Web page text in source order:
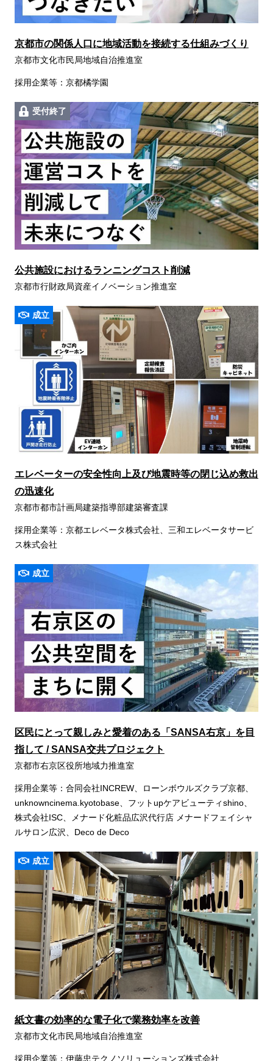
京都市の関係人口に地域活動を接続する仕組みづくり
京都市文化市民局地域自治推進室
採用企業等：京都橘学園
受付終了
公共施設におけるランニングコスト削減
京都市行財政局資産イノベーション推進室
成立
エレベーターの安全性向上及び地震時等の閉じ込め救出
の迅速化
京都市都市計画局建築指導部建築審査課
採用企業等：京都エレベータ株式会社、三和エレベータサービ
ス株式会社
成立
区民にとって親しみと愛着のある「SANSA右京」を目
指して / SANSA交共プロジェクト
京都市右京区役所地域力推進室
採用企業等：合同会社INCREW、ローンボウルズクラブ京都、
unknowncinema.kyotobase、フットupケアビューティshino、
株式会社ISC、メナード化粧品広沢代行店 メナードフェイシャ
ルサロン広沢、Deco de Deco
成立
紙文書の効率的な電子化で業務効率を改善
京都市文化市民局地域自治推進室
採用企業等：伊藤忠テクノソリューションズ株式会社